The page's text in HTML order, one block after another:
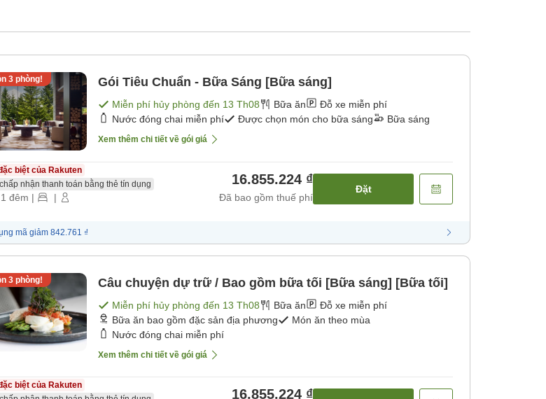
3phòng! Gói Tiêu Chuẩn - Bữa Sáng [Bữa sáng]
Miễn phí hủy phòng đến 13 Th08 Bữa ăn
Đỗ xe miễn phí
Nước đóng chai miễn phí
Được chọn món cho bữa sáng Bữa sáng
Xem thêm chi tiết về gói giá
biệt của Rakuten
nhận thanh toán bằng thẻ tín dụng
1 đêm | |
16.855.224 ₫
Đã bao gồm thuế phí
Đặt
mã giảm 842.761 ₫
3phòng! Câu chuyện dự trữ / Bao gồm bữa tối [Bữa sáng] [Bữa tối]
Miễn phí hủy phòng đến 13 Th08 Bữa ăn
Đỗ xe miễn phí
Bữa ăn bao gồm đặc sản địa phương
Món ăn theo mùa
Nước đóng chai miễn phí
Xem thêm chi tiết về gói giá
biệt của Rakuten
16.855.224 ₫